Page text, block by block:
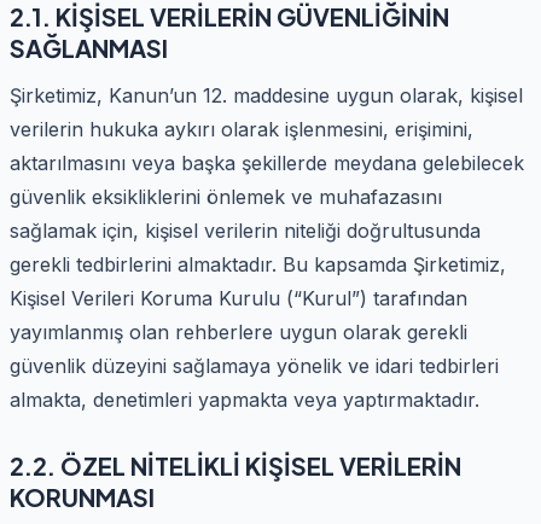
2.1. KİŞİSEL VERİLERİN GÜVENLİĞİNİN
SAĞLANMASI
Şirketimiz, Kanun’un 12. maddesine uygun olarak, kişisel
verilerin hukuka aykırı olarak işlenmesini, erişimini,
aktarılmasını veya başka şekillerde meydana gelebilecek
güvenlik eksikliklerini önlemek ve muhafazasını
sağlamak için, kişisel verilerin niteliği doğrultusunda
gerekli tedbirlerini almaktadır. Bu kapsamda Şirketimiz,
Kişisel Verileri Koruma Kurulu (“Kurul”) tarafından
yayımlanmış olan rehberlere uygun olarak gerekli
güvenlik düzeyini sağlamaya yönelik ve idari tedbirleri
almakta, denetimleri yapmakta veya yaptırmaktadır.
2.2. ÖZEL NİTELİKLİ KİŞİSEL VERİLERİN
KORUNMASI